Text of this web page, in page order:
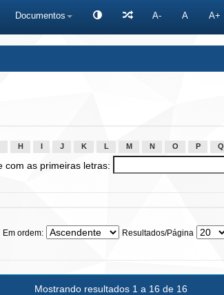
Documentos A- A A+
H J K L M N O P Q
com as primeiras letras:
Em ordem: Resultados/Página
Mostrando resultados 1 a 16 de 16